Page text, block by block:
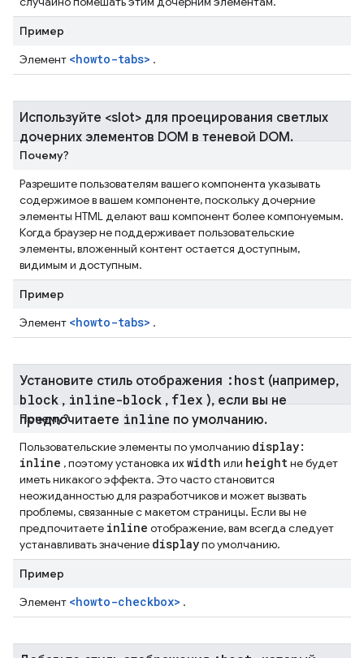
Пример
Элемент <howto-tabs> .
Используйте <slot> для проецирования светлых
дочерних элементов DOM в теневой DOM.
Почему?
Разрешите пользователям вашего компонента указывать
содержимое в вашем компоненте, поскольку дочерние
элементы HTML делают ваш компонент более компонуемым.
Когда браузер не поддерживает пользовательские
элементы, вложенный контент остается доступным,
видимым и доступным.
Пример
Элемент <howto-tabs> .
Установите стиль отображения :host (например,
block , inline-block , flex ), если вы не
предпочитаете inline по умолчанию.
Почему?
Пользовательские элементы по умолчанию display:
inline , поэтому установка ихwidth или heightне будет
иметь никакого эффекта. Это часто становится
неожиданностью для разработчиков и может вызвать
проблемы, связанные с макетом страницы. Если вы не
предпочитаете inline отображение, вам всегда следует
устанавливать значение displayпо умолчанию.
Пример
Элемент <howto-checkbox> .